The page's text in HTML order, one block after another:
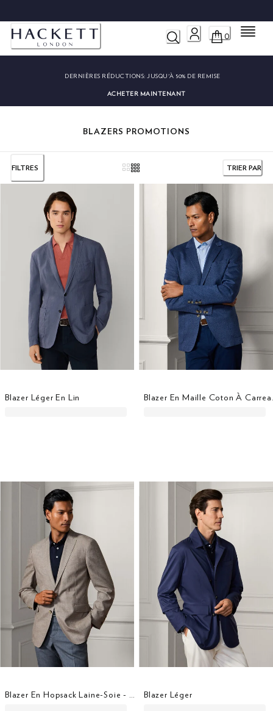
0 Menu
DERNIÈRES RÉDUCTIONS: JUSQU'À 50% DE REMISE
ACHETER MAINTENANT
BLAZERS PROMOTIONS
FILTRES TRIER PAR
Blazer Léger En Lin
Blazer En Hopsack Laine-Soie - Tissé En Italie Blazer Léger